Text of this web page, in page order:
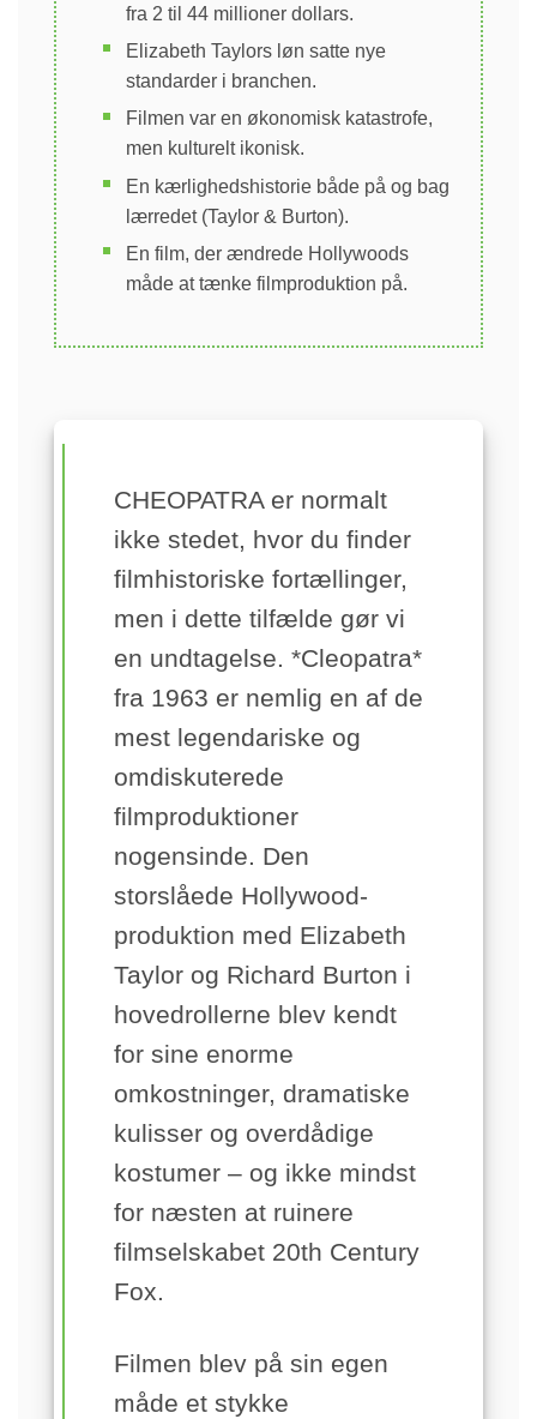
fra 2 til 44 millioner dollars.
Elizabeth Taylors løn satte nye
standarder i branchen.
Filmen var en økonomisk katastrofe,
men kulturelt ikonisk.
En kærlighedshistorie både på og bag
lærredet (Taylor & Burton).
En film, der ændrede Hollywoods
måde at tænke filmproduktion på.
CHEOPATRA er normalt
ikke stedet, hvor du finder
filmhistoriske fortællinger,
men i dette tilfælde gør vi
en undtagelse. *Cleopatra*
fra 1963 er nemlig en af de
mest legendariske og
omdiskuterede
filmproduktioner
nogensinde. Den
storslåede Hollywood-
produktion med Elizabeth
Taylor og Richard Burton i
hovedrollerne blev kendt
for sine enorme
omkostninger, dramatiske
kulisser og overdådige
kostumer – og ikke mindst
for næsten at ruinere
filmselskabet 20th Century
Fox.
Filmen blev på sin egen
måde et stykke